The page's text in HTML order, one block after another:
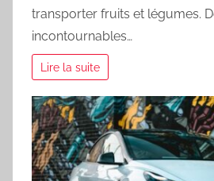
transporter fruits et légumes.
incontournables…
Lire la suite